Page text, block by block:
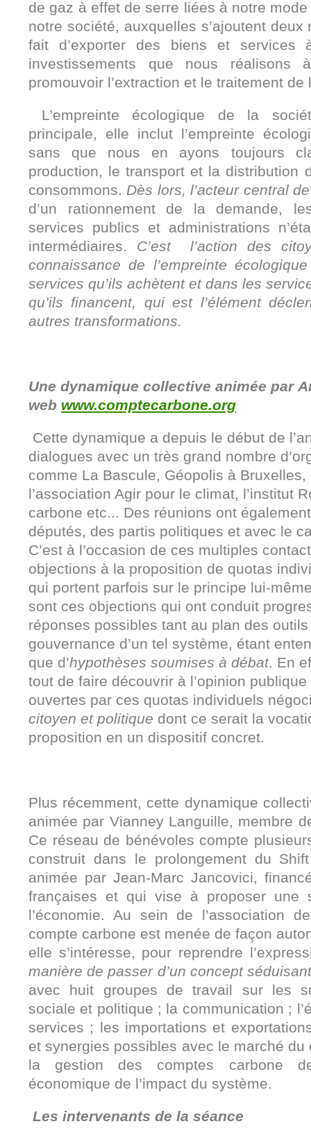
de gaz à effet de serre liées à notre
notre société, auxquelles s’ajoutent
fait d’exporter des biens et
investissements que nous réalisons
promouvoir l’extraction et le traitement de
L’empreinte écologique de la
principale, elle inclut l’empreinte
sans que nous en ayons toujours
production, le transport et la distribution
consommons. Dès lors, l’acteur central
d’un rationnement de la demande,
services publics et administrations
intermédiaires. C’est l’action des
connaissance de l’empreinte
services qu’ils achètent et dans les
qu’ils financent, qui est l’élément
autres transformations.
Une dynamique collective animée par
web www.comptecarbone.org
Cette dynamique a depuis le début de
dialogues avec un très grand nombre
comme La Bascule, Géopolis à Bruxelles,
l’association Agir pour le climat, l’institut
carbone etc... Des réunions ont
députés, des partis politiques et avec le
C’est à l’occasion de ces multiples
objections à la proposition de quotas
qui portent parfois sur le principe lui-
sont ces objections qui ont conduit
réponses possibles tant au plan des
gouvernance d’un tel système, étant
que d’hypothèses soumises à débat. En
tout de faire découvrir à l’opinion
ouvertes par ces quotas individuels
citoyen et politique dont ce serait la
proposition en un dispositif concret.
Plus récemment, cette dynamique
animée par Vianney Languille, membre
Ce réseau de bénévoles compte
construit dans le prolongement du
animée par Jean-Marc Jancovici,
françaises et qui vise à proposer une
l’économie. Au sein de l’association
compte carbone est menée de façon
elle s’intéresse, pour reprendre
manière de passer d’un concept
avec huit groupes de travail sur les
sociale et politique ; la communication ;
services ; les importations et
et synergies possibles avec le marché
la gestion des comptes carbone
économique de l’impact du système.
Les intervenants de la séance